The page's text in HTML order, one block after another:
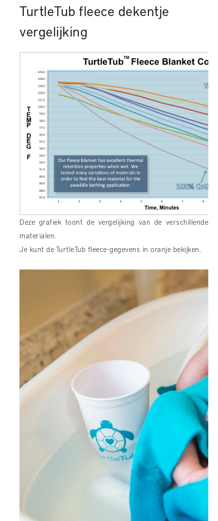
TurtleTub fleece dekentje
vergelijking
Deze grafiek toont de vergelijking van de verschillende
materialen.
Je kunt de TurtleTub fleece-gegevens in oranje bekijken.